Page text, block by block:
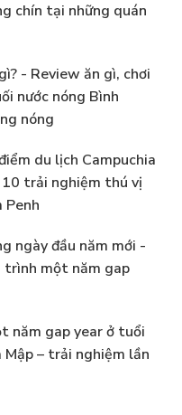
chín tại những quán
- Review ăn gì, chơi
nước nóng Bình
nóng
du lịch Campuchia
trải nghiệm thú vị
Penh
ngày đầu năm mới -
trình một năm gap
năm gap year ở tuổi
Mập – trải nghiệm lần